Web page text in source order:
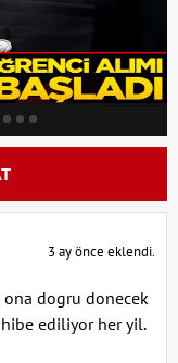
3 ay önce eklendi.
ona dogru donecek
ediliyor her yil.